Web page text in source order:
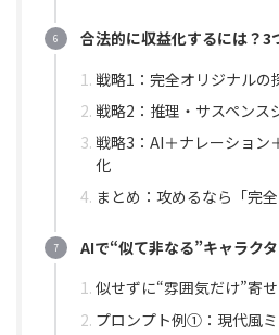
合法的に収益化するには？3
戦略1：完全オリジナルの
戦略2：推理・サスペンス
戦略3：AI＋ナレーション
化
まとめ：攻めるなら「完
AIで“似て非なる”キャラク
似せずに“雰囲気だけ”寄
プロンプト例①：現代風